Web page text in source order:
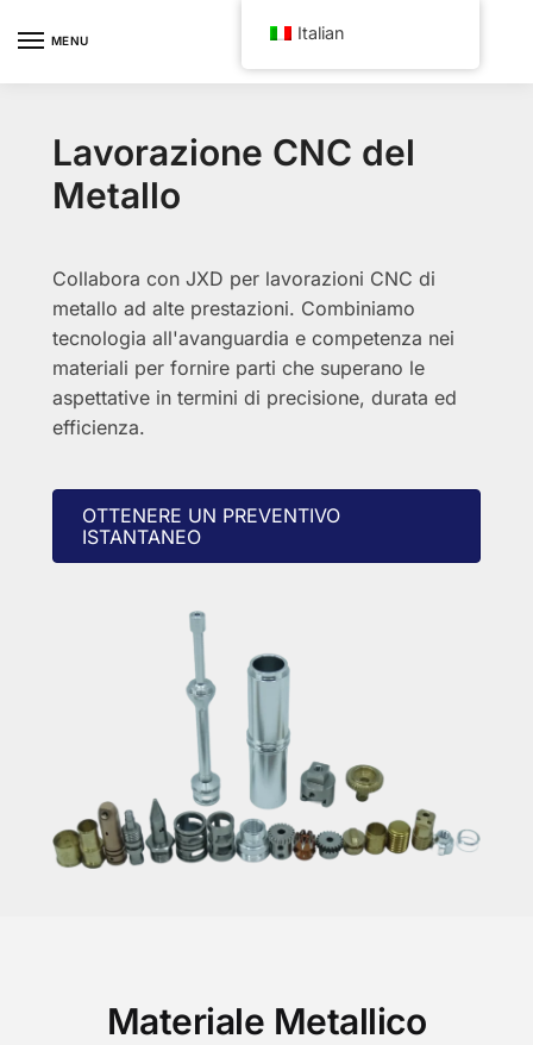
MENU
Lavorazione CNC del
Metallo
Collabora con JXD per lavorazioni CNC di
metallo ad alte prestazioni. Combiniamo
tecnologia all'avanguardia e competenza nei
materiali per fornire parti che superano le
aspettative in termini di precisione, durata ed
efficienza.
OTTENERE UN PREVENTIVO
ISTANTANEO
Materiale Metallico
Italian